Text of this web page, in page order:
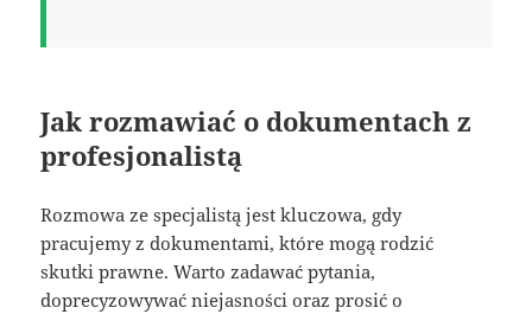
Jak rozmawiać o dokumentach z
profesjonalistą
Rozmowa ze specjalistą jest kluczowa, gdy
pracujemy z dokumentami, które mogą rodzić
skutki prawne. Warto zadawać pytania,
doprecyzowywać niejasności oraz prosić o